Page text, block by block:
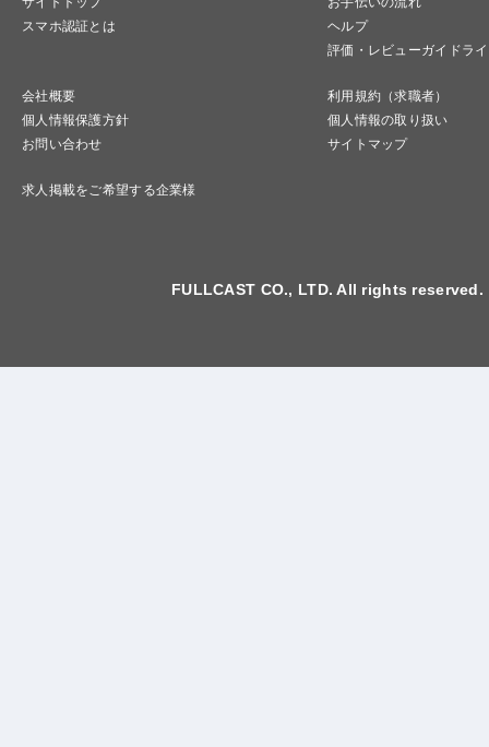
スマホ認証とは
ヘルプ
評価・レビューガイドラ
会社概要
利用規約（求職者）
個人情報保護方針
個人情報の取り扱い
お問い合わせ
サイトマップ
求人掲載をご希望する企業様
FULLCAST CO., LTD. All rights reserved.